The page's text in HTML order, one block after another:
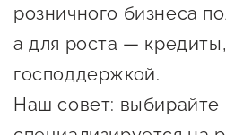
Центры
Центр
розничного бизнеса
а для роста —
господдержкой.
Наш совет: выбирайте